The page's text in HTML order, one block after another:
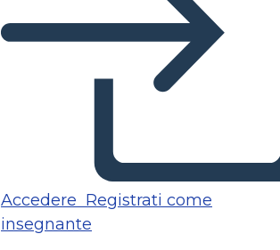
Accedere Registrati come
insegnante